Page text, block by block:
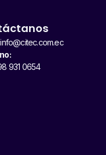
info@citec.com.ec
931 0654